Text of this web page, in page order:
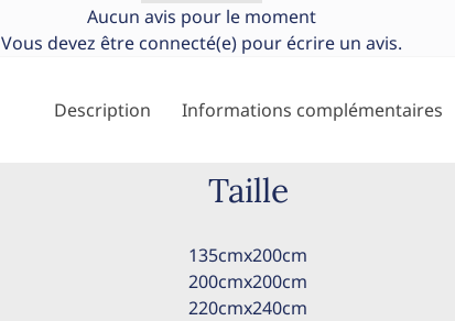
Aucun avis pour le moment
Vous devez être connecté(e) pour écrire un avis.
Description Informations complémentaires
Taille
135cmx200cm
200cmx200cm
220cmx240cm